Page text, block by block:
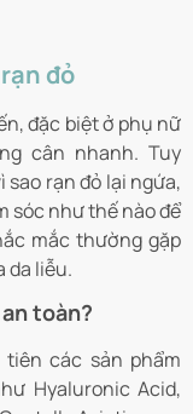
đỏ
đặc biệt ở phụ nữ
cân nhanh. Tuy
rạn đỏ lại ngứa,
sóc như thế nào để
mắc thường gặp
da liễu.
toàn?
các sản phẩm
Hyaluronic Acid,